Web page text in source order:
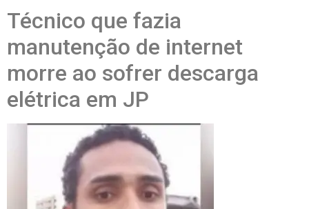
Técnico que fazia
manutenção de internet
morre ao sofrer descarga
elétrica em JP